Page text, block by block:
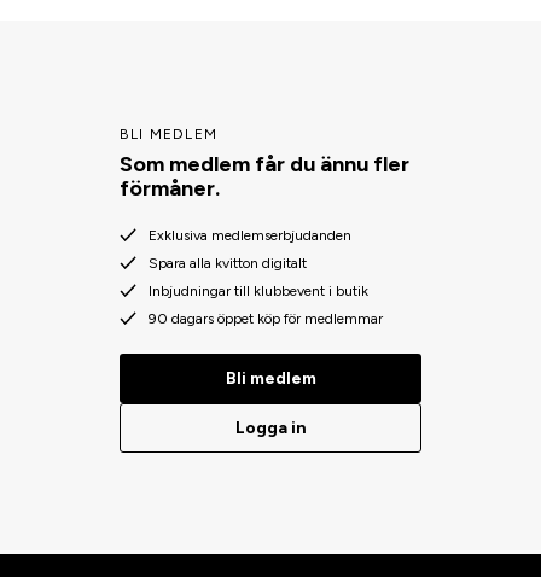
BLI MEDLEM
Som medlem får du ännu fler
förmåner.
Exklusiva medlemserbjudanden
Spara alla kvitton digitalt
Inbjudningar till klubbevent i butik
90 dagars öppet köp för medlemmar
Bli medlem
Logga in